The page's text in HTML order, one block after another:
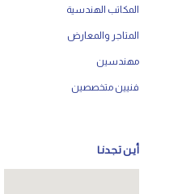
المكاتب الهندسية
المتاجر والمعارض
مهندسين
فنيين متخصصين
أيـن تـجـدنـا